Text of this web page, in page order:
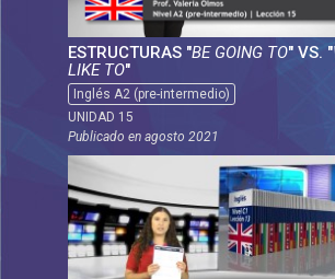
ESTRUCTURAS "BE GOING TO" VS. "
LIKE TO"
Inglés A2 (pre-intermedio)
UNIDAD 15
Publicado enagosto 2021